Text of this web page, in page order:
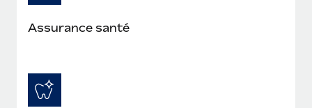
En savoir plus
Assurance santé